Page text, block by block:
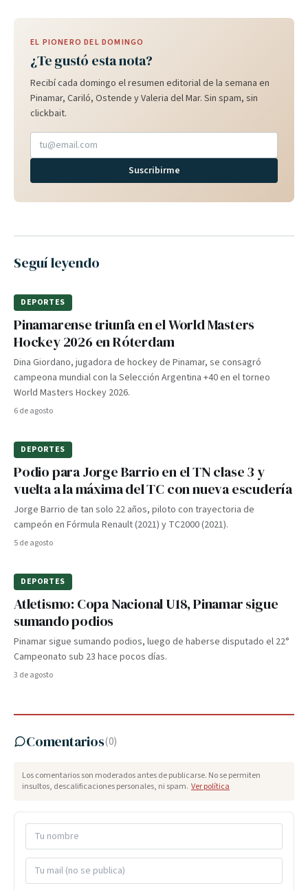
EL PIONERO DEL DOMINGO
¿Te gustó esta nota?
Recibí cada domingo el resumen editorial de la semana en
Pinamar, Cariló, Ostende y Valeria del Mar. Sin spam, sin
clickbait.
Suscribirme
Seguí leyendo
DEPORTES
Pinamarense triunfa en el World Masters
Hockey 2026 en Róterdam
Dina Giordano, jugadora de hockey de Pinamar, se consagró
campeona mundial con la Selección Argentina +40 en el torneo
World Masters Hockey 2026.
6 de agosto
DEPORTES
Podio para Jorge Barrio en el TN clase 3 y
vuelta a la máxima del TC con nueva escudería
Jorge Barrio de tan solo 22 años, piloto con trayectoria de
campeón en Fórmula Renault (2021) y TC2000 (2021).
5 de agosto
DEPORTES
Atletismo: Copa Nacional U18, Pinamar sigue
sumando podios
Pinamar sigue sumando podios, luego de haberse disputado el 22°
Campeonato sub 23 hace pocos días.
3 de agosto
Comentarios(0)
Los comentarios son moderados antes de publicarse. No se permiten
insultos, descalificaciones personales, ni spam. Ver política